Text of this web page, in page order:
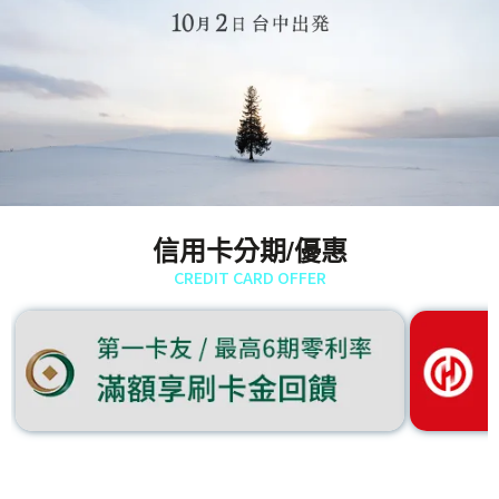
信用卡分期/優惠
CREDIT CARD OFFER